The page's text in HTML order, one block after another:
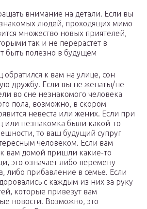
внимание на детали. Если вы
людей, проходящих мимо
множество новых приятелей,
так и не перерастет в
быть полезно в будущем
обратился к вам на улице, сон
дружбу. Если вы не женаты/не
во сне незнакомого человека
пола, возможно, в скором
невеста или жених. Если при
или незнакомка были какой-то
то ваш будущий супруг
человеком. Если вам
к вам домой пришли какие-то
это означает либо перемену
либо прибавление в семье. Если
с каждым из них за руку
которые привезут вам
новости. Возможно, это